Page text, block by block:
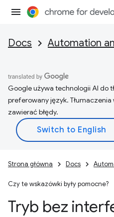
Docs Automation
Google używa technologii AI do
preferowany język.
zawierać błędy.
Strona główna Docs
Czy te wskazówki były pomocne?
Tryb bez